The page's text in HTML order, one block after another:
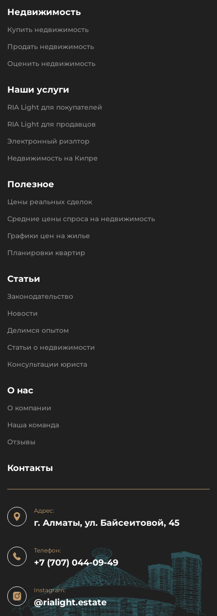
Недвижимость
Купить недвижимость
Продать недвижимость
Оценить недвижимость
Наши услуги
RIA Light для покупателей
RIA Light для продавцов
Электронный риэлтор
Недвижимость на Кипре
Полезное
Цены реальных сделок
Средние цены спроса на недвижимость
Графики цен на жилье
Планировки квартир
Статьи
Законодательство
Новости
Делимся опытом
Статьи о недвижимости
Консультации юриста
О нас
О компании
Наша команда
Отзывы
Контакты
Адрес:
г. Алматы, ул. Байсеитовой, 45
Телефон:
+7 (707) 044-09-49
Instagram:
@rialight.estate